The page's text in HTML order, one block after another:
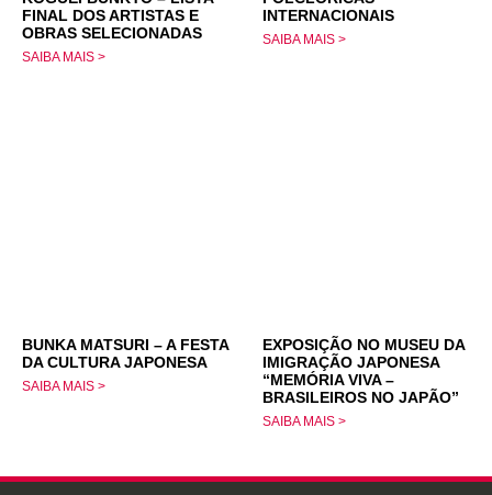
FINAL DOS ARTISTAS E
OBRAS SELECIONADAS
SAIBA MAIS >
INTERNACIONAIS
SAIBA MAIS >
BUNKA MATSURI – A FESTA
DA CULTURA JAPONESA
SAIBA MAIS >
EXPOSIÇÃO NO MUSEU DA
IMIGRAÇÃO JAPONESA
“MEMÓRIA VIVA –
BRASILEIROS NO JAPÃO”
SAIBA MAIS >